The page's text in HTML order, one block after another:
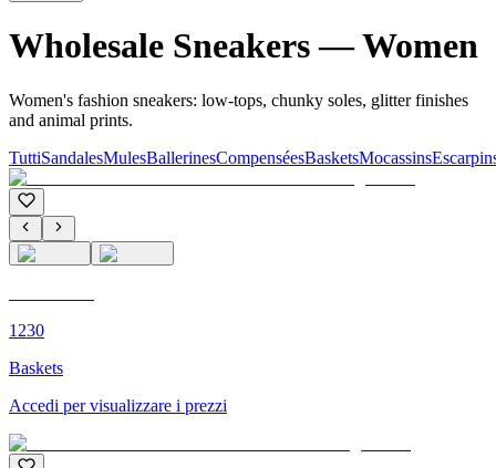
Wholesale Sneakers — Women
Women's fashion sneakers: low-tops, chunky soles, glitter finishes
and animal prints.
TuttiSandalesMulesBallerinesCompenséesBasketsMocassins
1230
Baskets
Accedi per visualizzare i prezzi